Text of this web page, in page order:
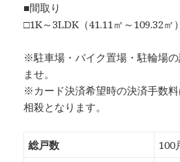
■間取り
□1K～3LDK（41.11㎡～109.32㎡）
※駐車場・バイク置場・駐輪場
ませ。
※カード決済希望時の決済手数
相殺となります。
総戸数
100